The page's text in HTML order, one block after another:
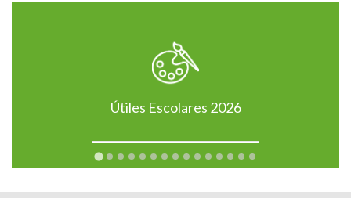
Útiles Escolares 2026